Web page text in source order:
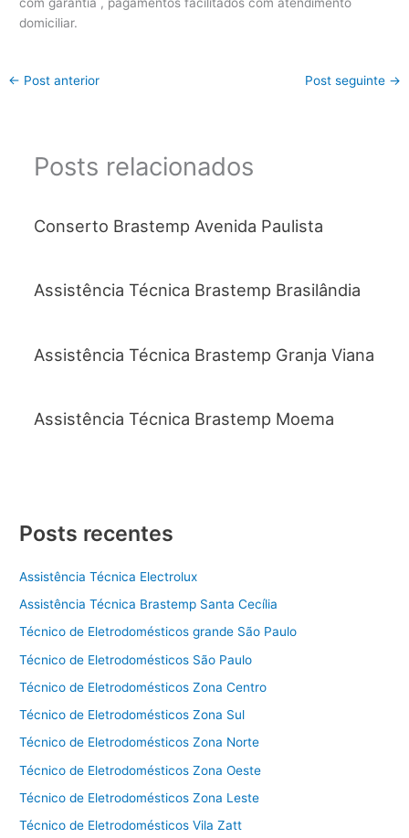
domiciliar.
← Post anterior Post seguinte →
Posts relacionados
Conserto Brastemp Avenida Paulista
Assistência Técnica Brastemp Brasilândia
Assistência Técnica Brastemp Granja Viana
Assistência Técnica Brastemp Moema
Posts recentes
Assistência Técnica Electrolux
Assistência Técnica Brastemp Santa Cecília
Técnico de Eletrodomésticos grande São Paulo
Técnico de Eletrodomésticos São Paulo
Técnico de Eletrodomésticos Zona Centro
Técnico de Eletrodomésticos Zona Sul
Técnico de Eletrodomésticos Zona Norte
Técnico de Eletrodomésticos Zona Oeste
Técnico de Eletrodomésticos Zona Leste
Técnico de Eletrodomésticos Vila Zatt